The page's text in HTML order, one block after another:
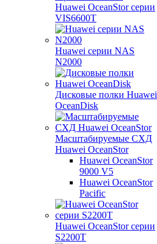
Huawei OceanStor серии
VIS6600T
Huawei серии NAS
N2000
Дисковые полки Huawei
OceanDisk
Масштабируемые СХД
Huawei OceanStor
Huawei OceanStor
9000 V5
Huawei OceanStor
Pacific
Huawei OceanStor серии
S2200T